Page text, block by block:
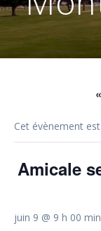
Cet évènement
Amicale
juin 9 @ 9 h 00 min